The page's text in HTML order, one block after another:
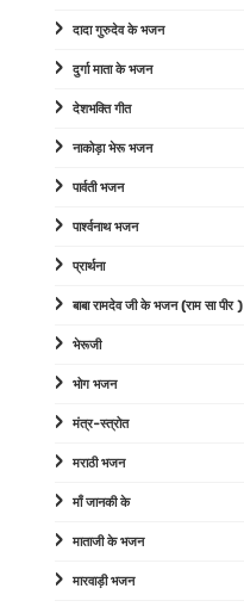
दादा गुरुदेव के भजन
दुर्गा माता के भजन
देशभक्ति गीत
नाकोड़ा भेरू भजन
पार्वती भजन
पार्श्वनाथ भजन
प्रार्थना
बाबा रामदेव जी के भजन (राम सा पीर )
भेरूजी
भोग भजन
मंत्र-स्त्रोत
मराठी भजन
माँ जानकी के
माताजी के भजन
मारवाड़ी भजन